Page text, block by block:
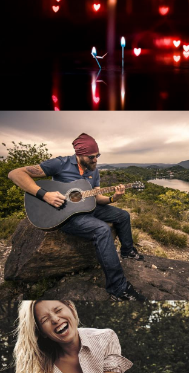
Развитие интернет-
праздника"
Смотреть проект
Перевод интернет-
Guitaramania.ru на 1С-
Смотреть проект